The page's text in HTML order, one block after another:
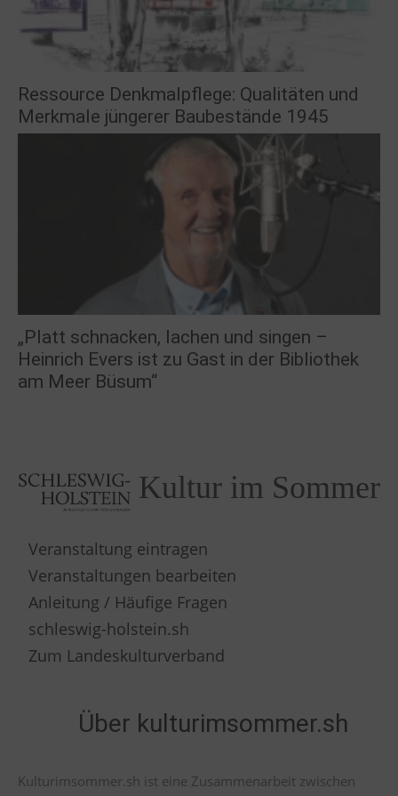
Ressource Denkmalpflege: Qualitäten und
Merkmale jüngerer Baubestände 1945
„Platt schnacken, lachen und singen –
Heinrich Evers ist zu Gast in der Bibliothek
am Meer Büsum“
Kultur im Sommer
Veranstaltung eintragen
Veranstaltungen bearbeiten
Anleitung / Häufige Fragen
schleswig-holstein.sh
Zum Landeskulturverband
Über kulturimsommer.sh
Kulturimsommer.sh ist eine Zusammenarbeit zwischen